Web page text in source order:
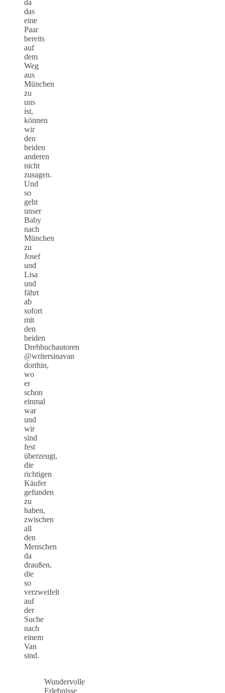
da
das
eine
Paar
bereits
auf
dem
Weg
aus
München
zu
uns
ist,
können
wir
den
beiden
anderen
nicht
zusagen.
Und
so
geht
unser
Baby
nach
München
zu
Josef
und
Lisa
und
fährt
ab
sofort
mit
den
beiden
Drehbuchautoren
@writersinavan
dorthin,
wo
er
schon
einmal
war
und
wir
sind
fest
überzeugt,
die
richtigen
Käufer
gefunden
zu
haben,
zwischen
all
den
Menschen
da
draußen,
die
so
verzweifelt
auf
der
Suche
nach
einem
Van
sind.
Wundervolle
Erlebnisse